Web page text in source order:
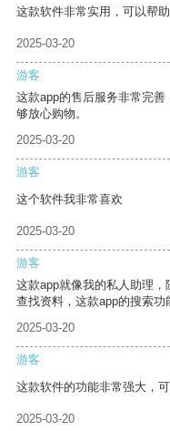
这款软件非常实用，可以帮助
2025-03-20
游客
这款app的售后服务非常完
够放心购物。
2025-03-20
游客
这个软件我非常喜欢
2025-03-20
游客
这款app就像我的私人助理
查找资料，这款app的搜索功
2025-03-20
游客
这款软件的功能非常强大，
2025-03-20